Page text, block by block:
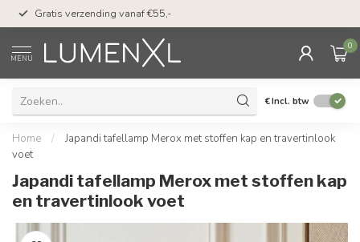
Gratis verzending vanaf €55,-
MENU
0
€Incl. btw
Home /
Japandi tafellamp Merox met stoffen kap en travertinlook
voet
Japandi tafellamp Merox met stoffen kap
en travertinlook voet